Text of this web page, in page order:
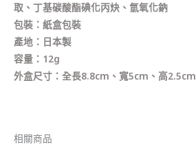
取、丁基碳酸酯碘化丙炔、氫氧化鈉
包裝：紙盒包裝
產地：日本製
容量：12g
外盒尺寸：全長8.8cm、寬5cm、高2.5cm
相關商品